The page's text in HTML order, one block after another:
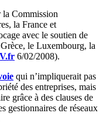
la Commission
la France et
avec le soutien de
le Luxembourg, la
6/02/2008).
qui n’impliquerait pas
des entreprises, mais
grâce à des clauses de
gestionnaires de réseaux